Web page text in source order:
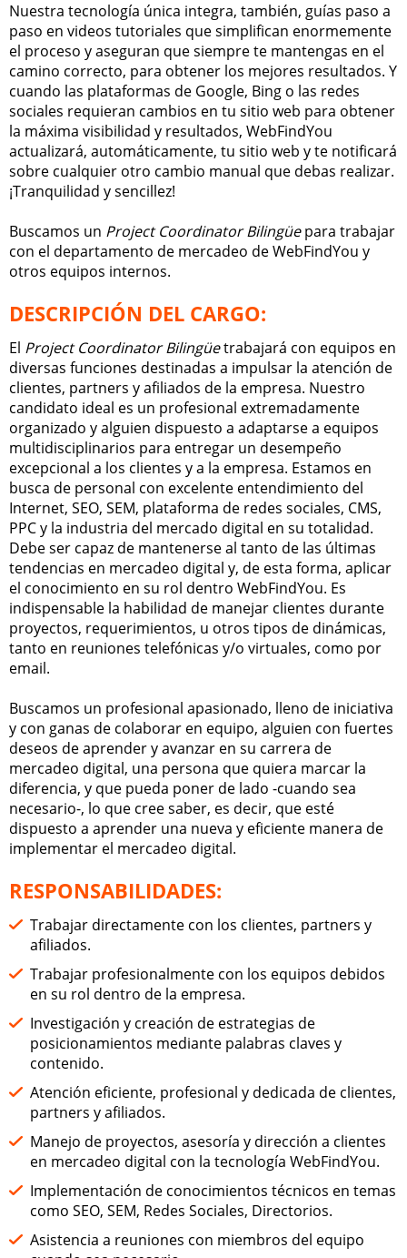
Nuestra tecnología única integra, también, guías paso a
paso en videos tutoriales que simplifican enormemente
el proceso y aseguran que siempre te mantengas en el
camino correcto, para obtener los mejores resultados. Y
cuando las plataformas de Google, Bing o las redes
sociales requieran cambios en tu sitio web para obtener
la máxima visibilidad y resultados, WebFindYou
actualizará, automáticamente, tu sitio web y te notificará
sobre cualquier otro cambio manual que debas realizar.
¡Tranquilidad y sencillez!
Buscamos un Project Coordinator Bilingüepara trabajar
con el departamento de mercadeo de WebFindYou y
otros equipos internos.
DESCRIPCIÓN DEL CARGO:
El Project Coordinator Bilingüetrabajará con equipos en
diversas funciones destinadas a impulsar la atención de
clientes, partners y afiliados de la empresa. Nuestro
candidato ideal es un profesional extremadamente
organizado y alguien dispuesto a adaptarse a equipos
multidisciplinarios para entregar un desempeño
excepcional a los clientes y a la empresa. Estamos en
busca de personal con excelente entendimiento del
Internet, SEO, SEM, plataforma de redes sociales, CMS,
PPC y la industria del mercado digital en su totalidad.
Debe ser capaz de mantenerse al tanto de las últimas
tendencias en mercadeo digital y, de esta forma, aplicar
el conocimiento en su rol dentro WebFindYou. Es
indispensable la habilidad de manejar clientes durante
proyectos, requerimientos, u otros tipos de dinámicas,
tanto en reuniones telefónicas y/o virtuales, como por
email.
Buscamos un profesional apasionado, lleno de iniciativa
y con ganas de colaborar en equipo, alguien con fuertes
deseos de aprender y avanzar en su carrera de
mercadeo digital, una persona que quiera marcar la
diferencia, y que pueda poner de lado -cuando sea
necesario-, lo que cree saber, es decir, que esté
dispuesto a aprender una nueva y eficiente manera de
implementar el mercadeo digital.
RESPONSABILIDADES:
Trabajar directamente con los clientes, partners y
afiliados.
Trabajar profesionalmente con los equipos debidos
en su rol dentro de la empresa.
Investigación y creación de estrategias de
posicionamientos mediante palabras claves y
contenido.
Atención eficiente, profesional y dedicada de clientes,
partners y afiliados.
Manejo de proyectos, asesoría y dirección a clientes
en mercadeo digital con la tecnología WebFindYou.
Implementación de conocimientos técnicos en temas
como SEO, SEM, Redes Sociales, Directorios.
Asistencia a reuniones con miembros del equipo